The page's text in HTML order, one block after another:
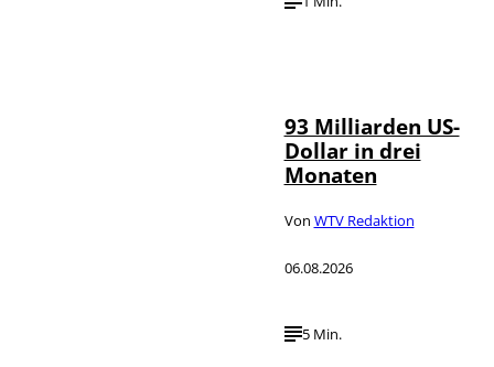
93 Milliarden US-
Dollar in drei
Monaten
Von WTV Redaktion
06.08.2026
5 Min.